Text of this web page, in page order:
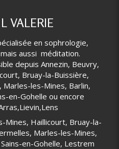
VALERIE
en sophrologie,
aussi méditation.
depuis Annezin, Beuvry,
Bruay-la-Buissière,
Marles-les-Mines, Barlin,
en-Gohelle ou encore
Mines, Haillicourt, Bruay-la-
Marles-les-Mines,
en-Gohelle, Lestrem